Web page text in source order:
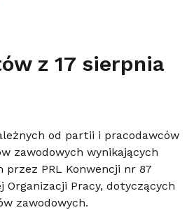
z 17 sierpnia
od partii i pracodawców
zawodowych wynikających
przez PRL Konwencji nr 87
Organizacji Pracy, dotyczących
zawodowych.